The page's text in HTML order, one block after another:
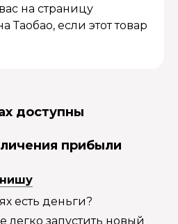
на страницу
Таобао, если этот товар
доступны
прибыли
есть деньги?
легко запустить новый